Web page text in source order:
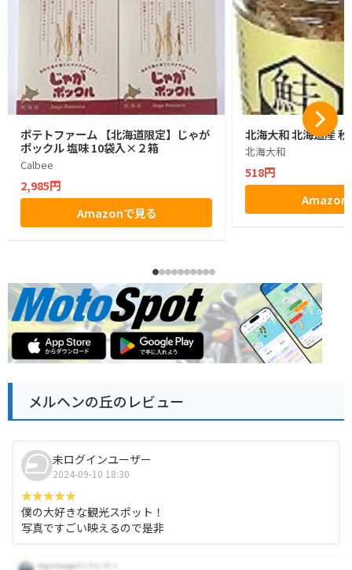
ポテトファーム 【北海道限定】じゃが
ポックル 塩味 10袋入×２箱
Calbee
2,985円
Amazonで見る
北海大和 北海道産
北海大和
518円
Amazon
メルヘンの丘のレビュー
未ログインユーザー
2024-09-10 18:30
僕の大好きな観光スポット！
写真ですごい映えるので是非